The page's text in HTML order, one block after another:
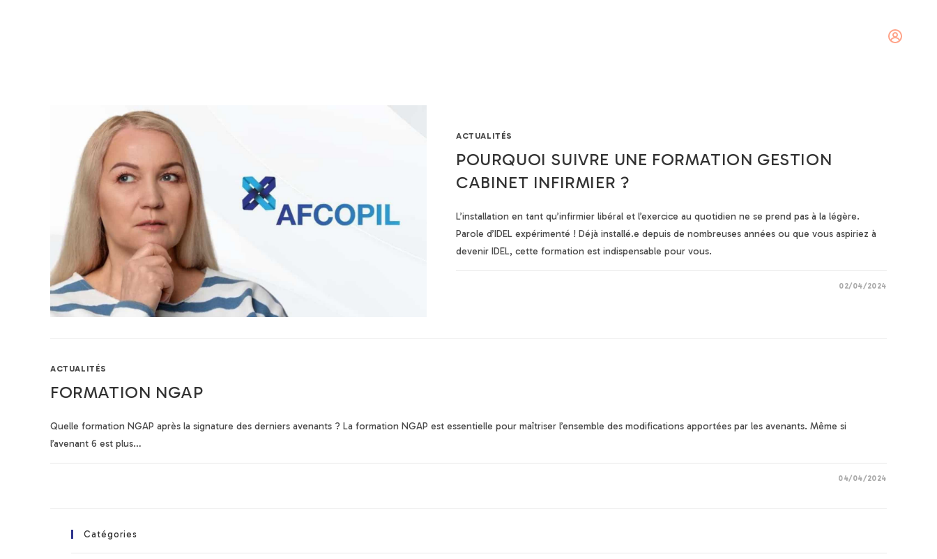
ACTUALITÉS
POURQUOI SUIVRE UNE FORMATION GESTION
CABINET INFIRMIER ?
L’installation en tant qu’infirmier libéral et l’exercice au quotidien ne se prend pas à la légère.
Parole d’IDEL expérimenté ! Déjà installé.e depuis de nombreuses années ou que vous aspiriez à
devenir IDEL, cette formation est indispensable pour vous.
02/04/2024
ACTUALITÉS
FORMATION NGAP
Quelle formation NGAP après la signature des derniers avenants ? La formation NGAP est essentielle pour maîtriser l’ensemble des modifications apportées par les avenants. Même si
l’avenant 6 est plus…
04/04/2024
Catégories